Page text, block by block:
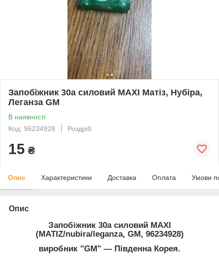
Запобіжник 30а силовий MAXI Матіз, Нубіра,
Леганза GM
В наявності
Код: 96234928
Роздріб
15 ₴
Опис Характеристики Доставка Оплата Умови
Опис
Запобіжник 30а силовий MAXI
(MATIZ/nubira/leganza, GM, 96234928)
виробник "GM" ― Південна Корея.